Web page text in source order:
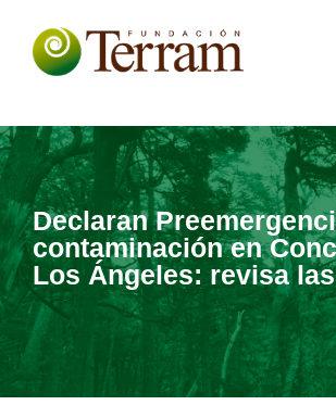
Declaran
contaminación en
Los Ángeles: revisa